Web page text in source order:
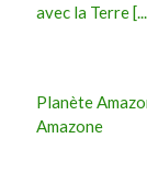
avec la Terre
Planète
Amazone